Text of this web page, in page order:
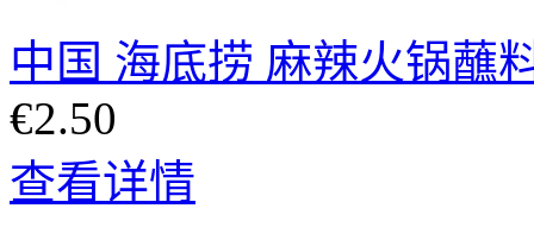
中国 海底捞 麻辣火锅蘸
€2.50
查看详情